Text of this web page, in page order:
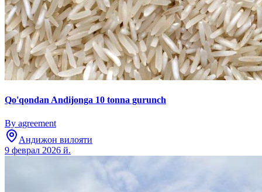
Qo'qondan Andijonga 10 tonna gurunch
By agreement
Андижон вилояти
9 феврал 2026 й.